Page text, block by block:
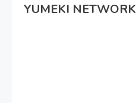
YUMEKI